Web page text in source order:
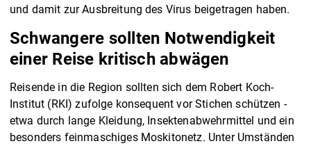
und damit zur Ausbreitung des Virus beigetragen haben.
Schwangere sollten Notwendigkeit
einer Reise kritisch abwägen
Reisende in die Region sollten sich dem Robert Koch-
Institut (RKI) zufolge konsequent vor Stichen schützen -
etwa durch lange Kleidung, Insektenabwehrmittel und ein
besonders feinmaschiges Moskitonetz. Unter Umständen